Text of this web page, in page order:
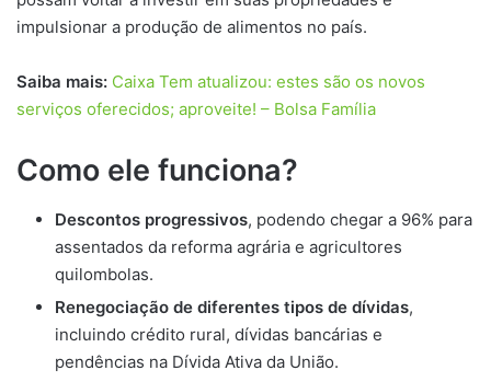
impulsionar a produção de alimentos no país.
Saiba mais: Caixa Tem atualizou: estes são os novos
serviços oferecidos; aproveite! – Bolsa Família
Como ele funciona?
Descontos progressivos, podendo chegar a 96% para
assentados da reforma agrária e agricultores
quilombolas.
Renegociação de diferentes tipos de dívidas,
incluindo crédito rural, dívidas bancárias e
pendências na Dívida Ativa da União.